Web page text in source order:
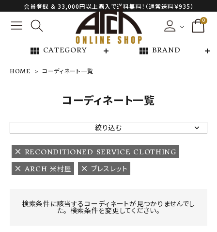
会員登録 & 33,000円以上購入で送料無料！（通常送料￥935）
0
view_module CATEGORY view_module BRAND
NEW ARRIVAL
ARCH EXCLUSIVE
BRAND
CATEGORY
HOME コーディネート一覧
コーディネート一覧
絞り込む
RECONDITIONED SERVICE CLOTHING
ARCH 米村屋
ブレスレット
検索条件に該当するコーディネートが見つかりませんでし
た。 検索条件を変更してください。